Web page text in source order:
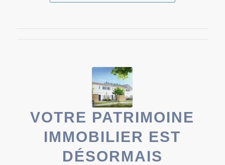
VOTRE PATRIMOINE
IMMOBILIER EST
DÉSORMAIS